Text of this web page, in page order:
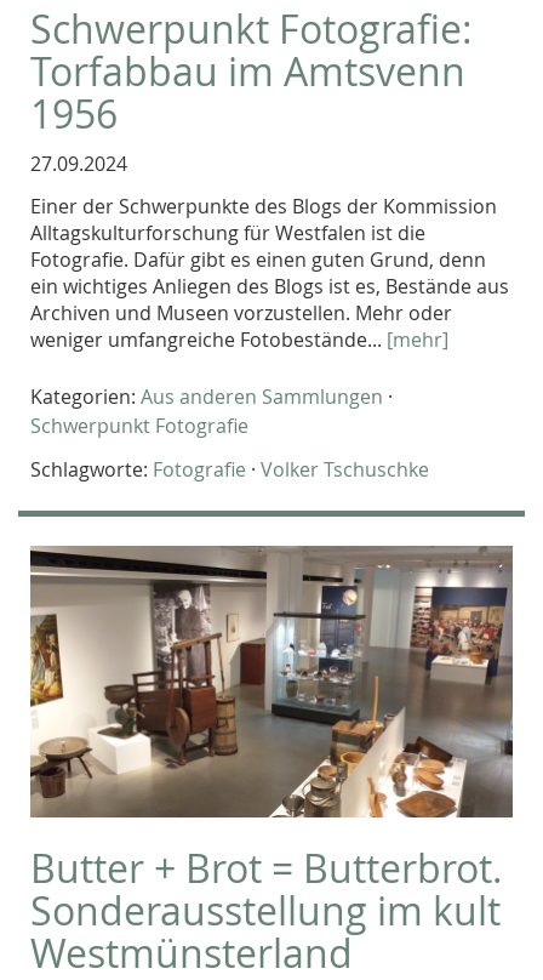
Schwerpunkt Fotografie:
Torfabbau im Amtsvenn
1956
27.09.2024
Einer der Schwerpunkte des Blogs der Kommission
Alltagskulturforschung für Westfalen ist die
Fotografie. Dafür gibt es einen guten Grund, denn
ein wichtiges Anliegen des Blogs ist es, Bestände aus
Archiven und Museen vorzustellen. Mehr oder
weniger umfangreiche Fotobestände... [mehr]
Kategorien: Aus anderen Sammlungen ·
Schwerpunkt Fotografie
Schlagworte: Fotografie · Volker Tschuschke
Butter + Brot = Butterbrot.
Sonderausstellung im kult
Westmünsterland